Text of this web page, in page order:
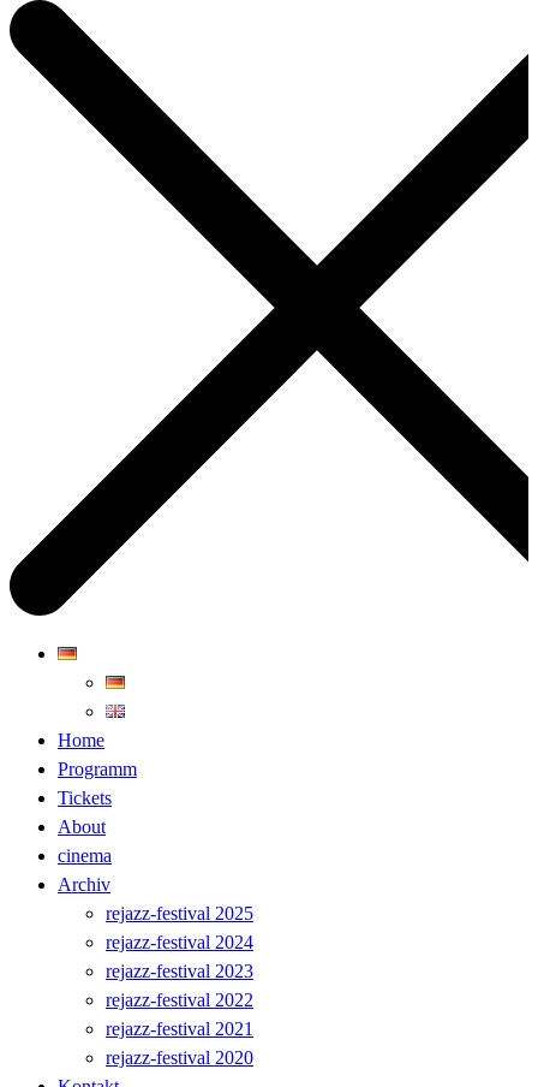
Home
Programm
Tickets
About
cinema
Archiv
rejazz-festival 2025
rejazz-festival 2024
rejazz-festival 2023
rejazz-festival 2022
rejazz-festival 2021
rejazz-festival 2020